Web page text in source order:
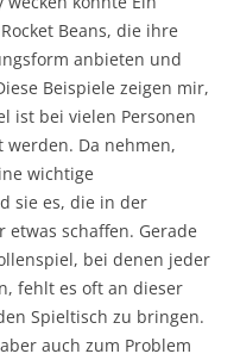
Beans, die ihre
anbieten und
Beispiele zeigen mir,
ist bei vielen Personen
Da nehmen,
wichtige
sie es, die in der
schaffen. Gerade
bei denen jeder
fehlt es oft an dieser
Spieltisch zu bringen.
auch zum Problem